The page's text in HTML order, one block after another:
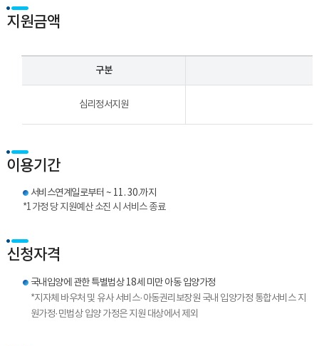
지원금액
구분
심리정서지원
이용기간
서비스연계일로부터 ~ 11. 30.까지
*1가정 당 지원예산 소진 시 서비스 종료
신청자격
국내입양에 관한 특별법상 18세 미만 아동 입양가정
*지자체 바우처 및 유사 서비스·아동권리보장원 국내 입양가정 통합서비스 지
원가정·민법상 입양 가정은 지원 대상에서 제외